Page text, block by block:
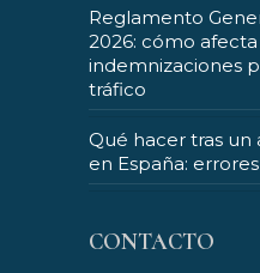
Reglamento
2026: cómo afecta
indemnizaciones
tráfico
Qué hacer tras
en España:
CONTACTO